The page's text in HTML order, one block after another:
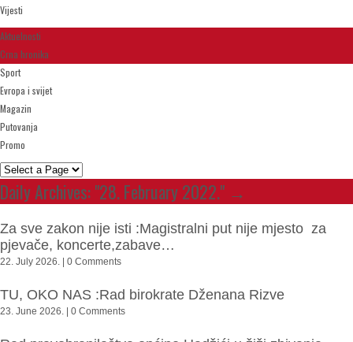
Vijesti
Aktuelnosti
Crna hronika
Sport
Evropa i svijet
Magazin
Putovanja
Promo
Daily Archives:"28. February 2022." →
Za sve zakon nije isti :Magistralni put nije mjesto za
pjevače, koncerte,zabave…
22. July 2026. | 0 Comments
TU, OKO NAS :Rad birokrate Dženana Rizve
23. June 2026. | 0 Comments